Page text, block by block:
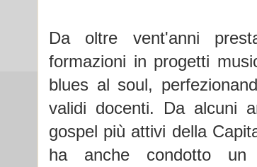
Da oltre vent'anni
formazioni in progetti
blues al soul,
validi docenti. Da alcuni
gospel più attivi della
ha anche condotto un